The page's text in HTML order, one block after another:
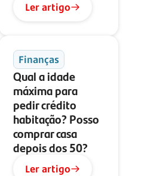
Ler artigo
Finanças
Qual a idade
máxima para
pedir crédito
habitação? Posso
comprar casa
depois dos 50?
Ler artigo